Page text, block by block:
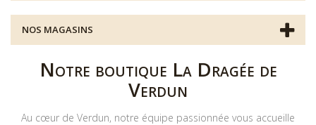
NOS MAGASINS
Notre boutique La Dragée de
Verdun
Au cœur de Verdun, notre équipe passionnée vous accueille